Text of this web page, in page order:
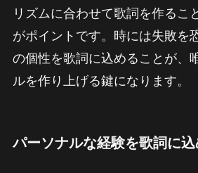
リズムに合わせて歌詞を作るこ
がポイントです。時には失敗を
の個性を歌詞に込めることが、
ルを作り上げる鍵になります。
パーソナルな経験を歌詞に込